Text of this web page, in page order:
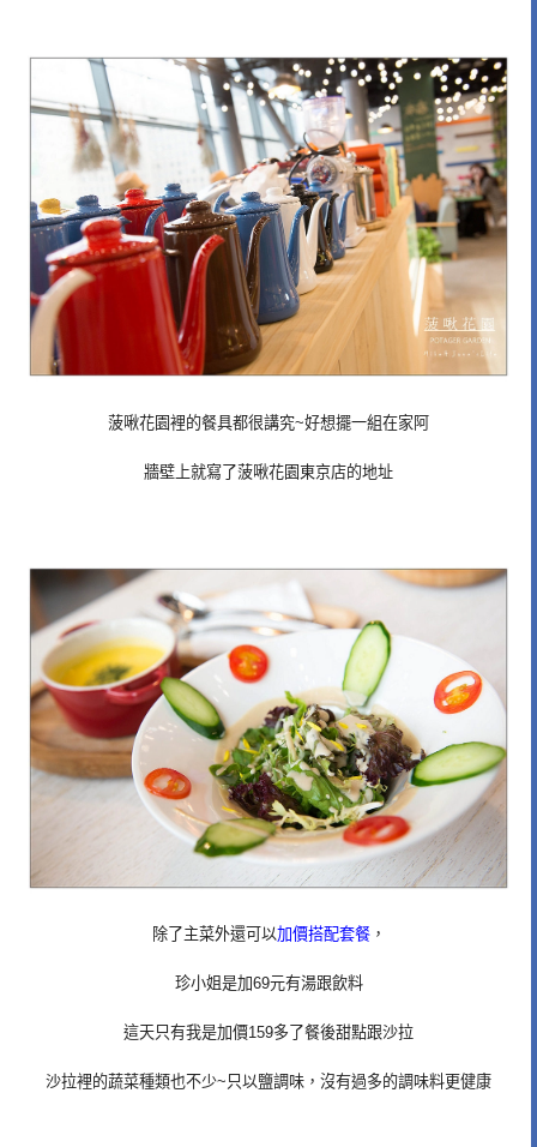
菠啾花園裡的餐具都很講究~好想擺一組在家阿
牆壁上就寫了菠啾花園東京店的地址
除了主菜外還可以加價搭配套餐，
珍小姐是加69元有湯跟飲料
這天只有我是加價159多了餐後甜點跟沙拉
沙拉裡的蔬菜種類也不少~只以鹽調味，沒有過多的調味料更健康